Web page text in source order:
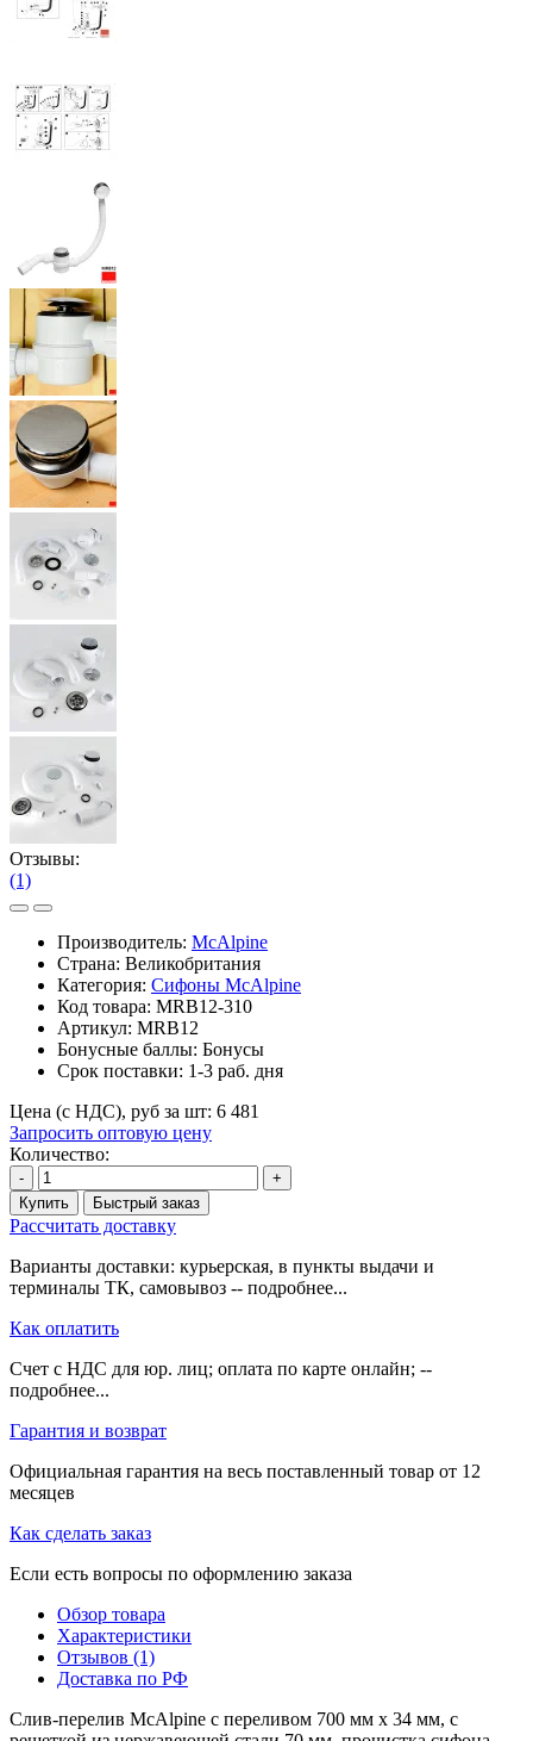
Отзывы:
(1)
Производитель: McAlpine
Страна: Великобритания
Категория: Сифоны McAlpine
Код товара: MRB12-310
Артикул: MRB12
Бонусные баллы: Бонусы
Срок поставки: 1-3 раб. дня
Цена (с НДС), руб за шт: 6 481
Запросить оптовую цену
Количество:
-
+
Купить
Быстрый заказ
Рассчитать доставку
Варианты доставки: курьерская, в пункты выдачи и
терминалы ТК, самовывоз -- подробнее...
Как оплатить
Счет с НДС для юр. лиц; оплата по карте онлайн; --
подробнее...
Гарантия и возврат
Официальная гарантия на весь поставленный товар от 12
месяцев
Как сделать заказ
Если есть вопросы по оформлению заказа
Обзор товара
Характеристики
Отзывов (1)
Доставка по РФ
Слив-перелив McAlpine с переливом 700 мм х 34 мм, с